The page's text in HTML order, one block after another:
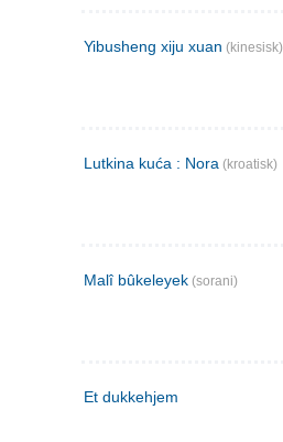
Yibusheng xiju xuan (kinesisk)
Lutkina kuća : Nora (kroatisk)
Malî bûkeleyek (sorani)
Et dukkehjem